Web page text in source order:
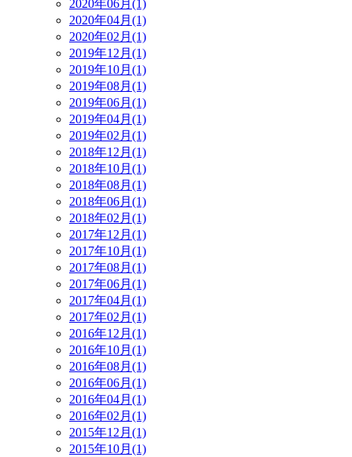
2020年06月(1)
2020年04月(1)
2020年02月(1)
2019年12月(1)
2019年10月(1)
2019年08月(1)
2019年06月(1)
2019年04月(1)
2019年02月(1)
2018年12月(1)
2018年10月(1)
2018年08月(1)
2018年06月(1)
2018年02月(1)
2017年12月(1)
2017年10月(1)
2017年08月(1)
2017年06月(1)
2017年04月(1)
2017年02月(1)
2016年12月(1)
2016年10月(1)
2016年08月(1)
2016年06月(1)
2016年04月(1)
2016年02月(1)
2015年12月(1)
2015年10月(1)